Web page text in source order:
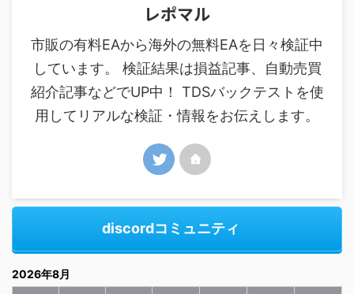
レポマル
市販の有料EAから海外の無料EAを日々検証中
しています。 検証結果は損益記事、自動売買
紹介記事などでUP中！ TDSバックテストを使
用してリアルな検証・情報をお伝えします。
discordコミュニティ
2026年8月